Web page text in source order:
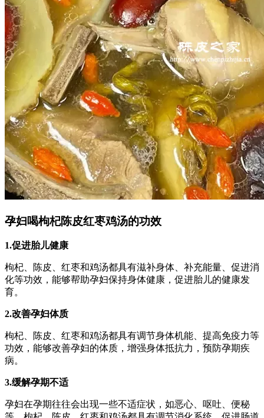
孕妇喝枸杞陈皮红枣鸡汤的功效
1.促进胎儿健康
枸杞、陈皮、红枣和鸡汤都具有滋补身体、补充能量、促进消
化等功效，能够帮助孕妇保持身体健康，促进胎儿的健康发
育。
2.改善孕妇体质
枸杞、陈皮、红枣和鸡汤都具有调节身体机能、提高免疫力等
功效，能够改善孕妇的体质，增强身体抵抗力，预防孕期疾
病。
3.缓解孕期不适
孕妇在孕期往往会出现一些不适症状，如恶心、呕吐、便秘